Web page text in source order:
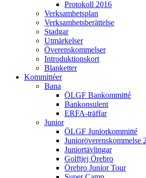
Protokoll 2016
Verksamhetsplan
Verksamhetsberättelse
Stadgar
Utmärkelser
Överenskommelser
Introduktionskort
Blanketter
Kommittéer
Bana
ÖLGF Bankommitté
Bankonsulent
ERFA-träffar
Junior
ÖLGF Juniorkommitté
Junioröverenskommelse
Juniortävlingar
Golftjej Örebro
Örebro Junior Tour